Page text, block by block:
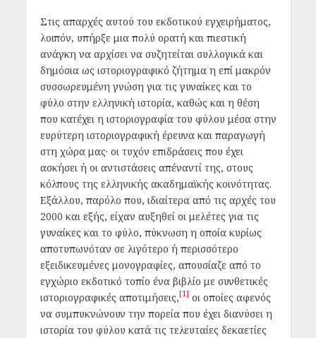
Στις απαρχές αυτού του εκδοτικού εγχειρήματος,
λοιπόν, υπήρξε μια πολύ ορατή και πιεστική
ανάγκη να αρχίσει να συζητείται συλλογικά και
δημόσια ως ιστοριογραφικό ζήτημα η επί μακρόν
συσσωρευμένη γνώση για τις γυναίκες και το
φύλο στην ελληνική ιστορία, καθώς και η θέση
που κατέχει η ιστοριογραφία του φύλου μέσα στην
ευρύτερη ιστοριογραφική έρευνα και παραγωγή
στη χώρα μας· οι τυχόν επιδράσεις που έχει
ασκήσει ή οι αντιστάσεις απέναντί της, στους
κόλπους της ελληνικής ακαδημαϊκής κοινότητας.
Εξάλλου, παρόλο που, ιδιαίτερα από τις αρχές του
2000 και εξής, είχαν αυξηθεί οι μελέτες για τις
γυναίκες και το φύλο, πύκνωση η οποία κυρίως
αποτυπωνόταν σε λιγότερο ή περισσότερο
εξειδικευμένες μονογραφίες, απουσίαζε από το
εγχώριο εκδοτικό τοπίο ένα βιβλίο με συνθετικές
ιστοριογραφικές αποτιμήσεις,[1] οι οποίες αφενός
να συμπυκνώνουν την πορεία που έχει διανύσει η
ιστορία του φύλου κατά τις τελευταίες δεκαετίες